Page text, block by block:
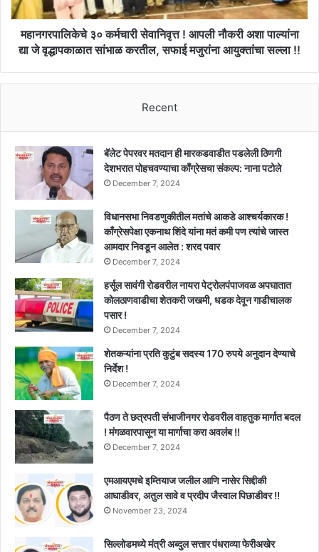
अशा
पाल्यांना
सल्ला
महानगरपालिकेचे ३० कर्मचारी सेवानिवृत्त ! आपली नौकरी अशा पाल्यांना
द्या जे वृद्धापकाळात सांभाळ करतील, सफाई मजुरांना आयुक्तांचा सल्ला !!
Recent
बॅलेट पेपरवर मतदान ही मारकडवाडीत पडलेली ठिणगी
देशभरात पोहचवण्याचा काँग्रेसचा संकल्प: नाना पटोले
December 7, 2024
विधानसभा निवडणुकीतील मतांचे आकडे आश्चर्यकारक !
काँग्रेसपेक्षा एकनाथ शिंदे यांना मतं कमी पण त्यांचे जास्त
आमदार निवडून आलेत : शरद पवार
December 7, 2024
हर्सूल सावंगी रोडवरील नायरा पेट्रोलपंपाजवळ अपघातात
कोलठाणवाडीचा शेतकरी जखमी, धडक देवून गाडीचालक
पसार !
December 7, 2024
शेतकऱ्यांना प्रति कुटुंब सदस्य 170 रुपये अनुदान देण्याचे
निर्देश !
December 7, 2024
पैठण ते छत्रपती संभाजीनगर रोडवरील वाहतुक मार्गात बदल
! मंगळवारपासून या मार्गाचा करा अवलंब !!
December 7, 2024
एमआयएमचे इम्तियाज जलील आणि नासेर सिद्दीकी
आघाडीवर, अतुल सावे व प्रदीप जैस्वाल पिछाडीवर !!
November 23, 2024
सिल्लोडमध्ये मंत्री अब्दुल सत्तार पंधराव्या फेरीअखेर